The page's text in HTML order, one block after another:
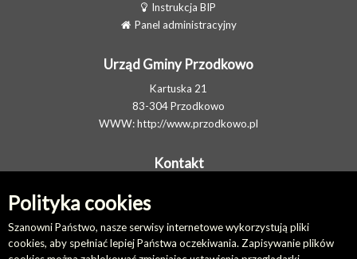
Polityka cookies
Szanowni Państwo, nasze serwisy internetowe wykorzystują pliki
cookies, aby spełniać lepiej Państwa oczekiwania. Zapisywanie plików
Instrukcja BIP
Panel administracyjny
Urząd Gminy Przodkowo
Kartuska 21
83-304 Przodkowo
WWW:http://www.przodkowo.pl
Kontakt
E-MAIL:
Elektroniczna Skrzynka Podawcza